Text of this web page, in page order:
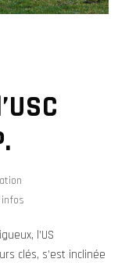
l’US
clés, s’est inclinée